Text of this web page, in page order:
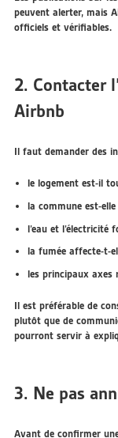
peuvent alerter, mais
officiels et vérifiables.
2. Contacter
Airbnb
Il faut demander des
le logement est-il
la commune est-
l’eau et l’électricité
la fumée affecte-t-
les principaux
Il est préférable de
plutôt que de
pourront servir à
3. Ne pas
Avant de confirmer